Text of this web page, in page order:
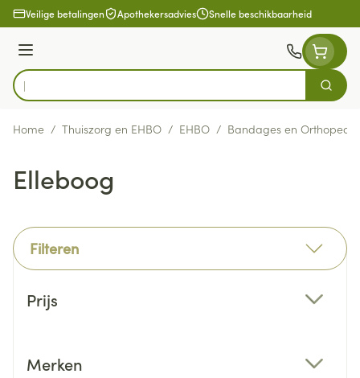
Ga naar de inhoud
Veilige betalingen Apothekersadvies Snelle beschikbaarheid
Menu
Product, merk, categorie...
Zoek
Home / Thuiszorg en EHBO / EHBO / Bandages en
Elleboog
Filteren
Prijs
Merken